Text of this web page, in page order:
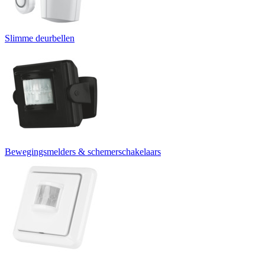
Slimme deurbellen
Bewegingsmelders & schemerschakelaars